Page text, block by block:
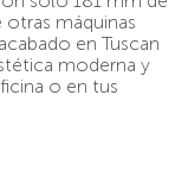
otras máquinas
en Tuscan
moderna y
o en tus